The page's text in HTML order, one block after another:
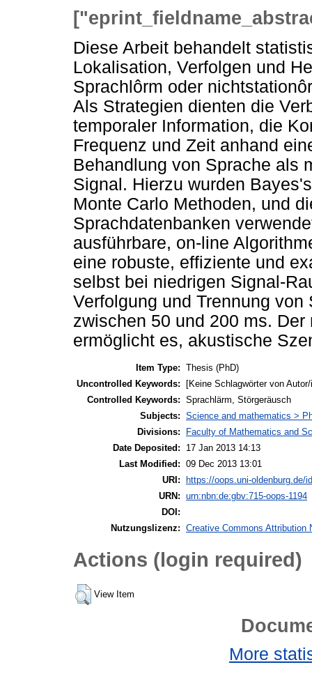
Diese Arbeit behandelt
Lokalisation, Verfolgen und
Sprachlôrm oder
Als Strategien dienten die
temporaler Information, die
Frequenz und Zeit anhand
Behandlung von Sprache als
Signal. Hierzu wurden
Monte Carlo Methoden, und
Sprachdatenbanken
ausführbare, on-line
eine robuste, effiziente und
selbst bei niedrigen Signal-
Verfolgung und Trennung
zwischen 50 und 200 ms.
ermöglicht es, akustische
Item Type: Thesis (PhD)
Uncontrolled Keywords:
[Keine Schlagwörter von
Controlled Keywords: Sprachlärm, Störgeräusch
Subjects: Science and mathematics >
Divisions:
Faculty of Mathematics and
Date Deposited:
17 Jan 2013 14:13
Last Modified: 09 Dec 2013 13:01
URI:
https://oops.uni-oldenburg.de/
URN: urn:nbn:de:gbv:715-oops-1194
DOI:
Nutzungslizenz: Creative Commons Attribution
Actions (login required)
View Item
More